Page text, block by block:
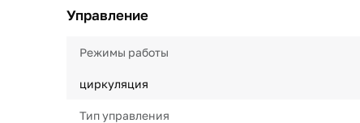
Управление
Режимы работы
циркуляция
Тип управления